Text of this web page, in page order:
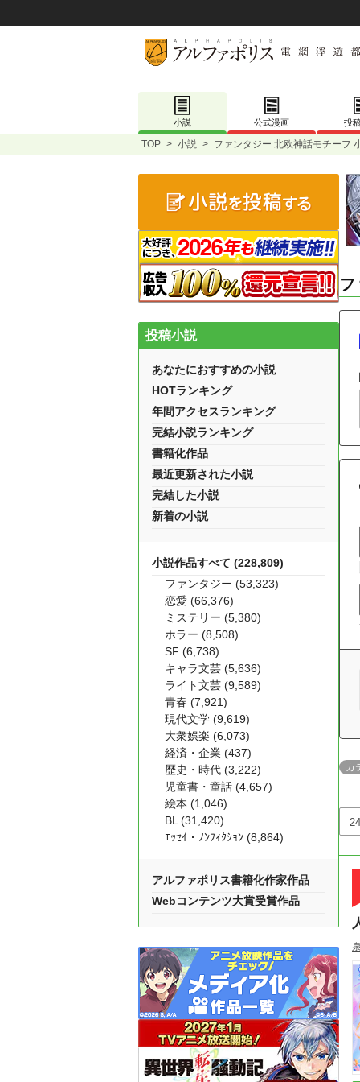
小説 公式漫画 投
TOP > 小説 > ファンタジー 北欧神話モチーフ
カ
投稿小説
あなたにおすすめの小説
HOTランキング
年間アクセスランキング
完結小説ランキング
書籍化作品
最近更新された小説
完結した小説
新着の小説
小説作品すべて (228,809)
ファンタジー (53,323)
恋愛 (66,376)
ミステリー (5,380)
ホラー (8,508)
SF (6,738)
キャラ文芸 (5,636)
ライト文芸 (9,589)
青春 (7,921)
現代文学 (9,619)
大衆娯楽 (6,073)
経済・企業 (437)
歴史・時代 (3,222)
児童書・童話 (4,657)
絵本 (1,046)
BL (31,420)
ｴｯｾｲ・ﾉﾝﾌｨｸｼｮﾝ (8,864)
アルファポリス書籍化作家作品
Webコンテンツ大賞受賞作品